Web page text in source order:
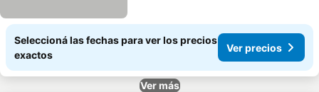
Seleccioná las fechas para ver los precios
exactos
Ver precios
Ver más